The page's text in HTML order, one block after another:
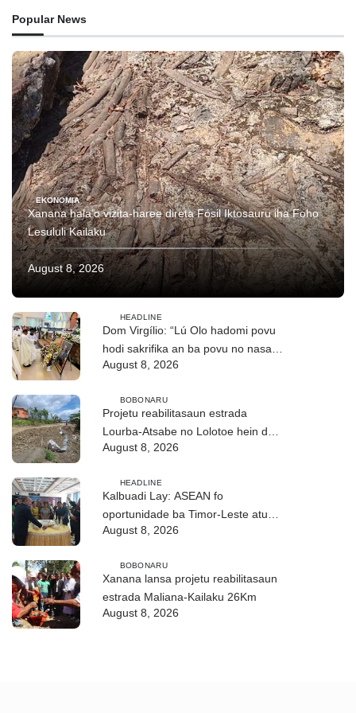
Popular News
EKONOMIA
Xanana hala’o vizita-haree direta Fósil Iktosauru iha Foho
Lesululi Kailaku
August 8, 2026
HEADLINE
Dom Virgílio: “Lú Olo hadomi povu
hodi sakrifika an ba povu no nasaun
ho fuan”
August 8, 2026
BOBONARU
Projetu reabilitasaun estrada
Lourba-Atsabe no Lolotoe hein de’it
vistu tribunál
August 8, 2026
HEADLINE
Kalbuadi Lay: ASEAN fo
oportunidade ba Timor-Leste atu
aselera transformasaun ekonómika
August 8, 2026
BOBONARU
Xanana lansa projetu reabilitasaun
estrada Maliana-Kailaku 26Km
August 8, 2026